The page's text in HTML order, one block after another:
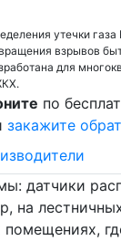
утечки
взрывов
для
по
закажите
датчики
на